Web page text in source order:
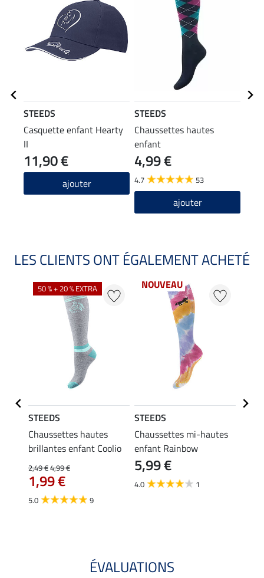
STEEDS
Casquette enfant Hearty
II
11,90 €
ajouter
STEEDS
Chaussettes hautes
enfant
4,99 €
4.7 53
ajouter
LES CLIENTS ONT ÉGALEMENT ACHETÉ
50 % + 20 % EXTRA
STEEDS
Chaussettes hautes
brillantes enfant Coolio
2,49 €4,99 €
1,99 €
5.0 9
NOUVEAU
STEEDS
Chaussettes mi-hautes
enfant Rainbow
5,99 €
4.0 1
ÉVALUATIONS